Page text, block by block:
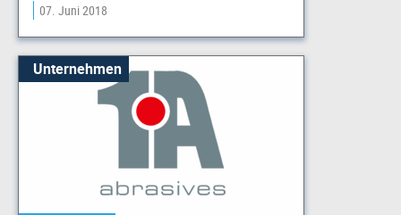
07. Juni 2018
Unternehmen